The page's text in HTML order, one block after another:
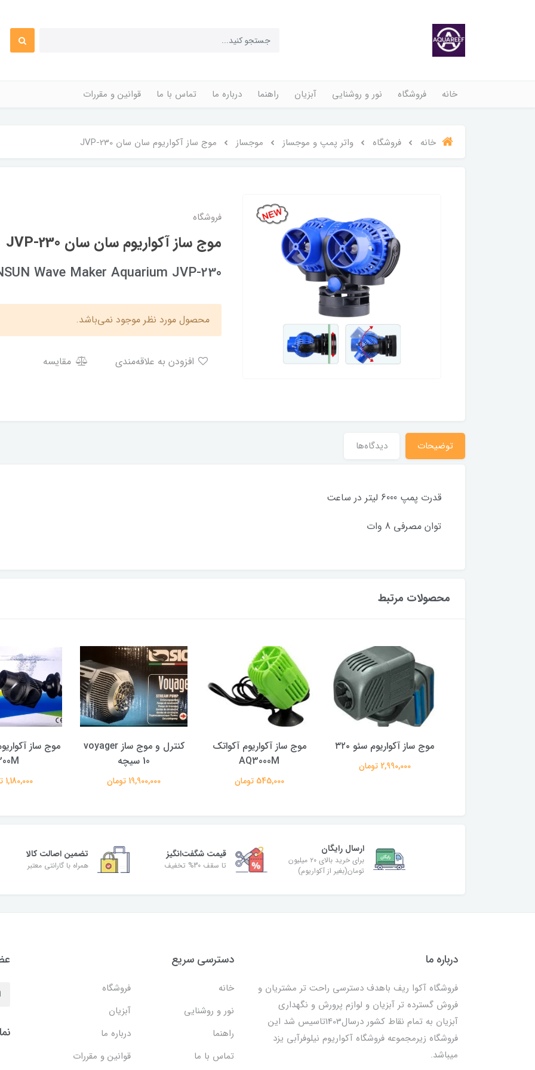
خانه فروشگاه نور و روشنایی آبزیان راهنما درباره ما تماس با ما قوانین و مقررات
خانه فروشگاه واتر پمپ و موجساز موجساز موج ساز آکواریوم سان سان JVP-230
فروشگاه
موج ساز آکواریوم سان سان JVP-230
Wave Maker Aquarium JVP-230
محصول مورد نظر موجود نمی‌باشد.
مقایسه
توضیحات دیدگاه‌ها
قدرت پمپ 6000 لیتر در ساعت
توان مصرفی 8 وات
محصولات مرتبط
موج ساز آکواریوم سئو ۳۲۰
2,990,000 تومان
موج ساز آکواریوم آکواتک
AQ3000M
545,000 تومان
کنترل و موج ساز voyager
10 سیچه
19,900,000 تومان 1,180,000 تومان
ارسال رایگان
برای خرید بالای ۲۰ میلیون
تومان(بغیر از آکواریوم)
قیمت شگفت‌انگیز
تا سقف 30% تخفیف
تضمین اصالت کالا
همراه با گارانتی معتبر
درباره ما
فروشگاه آکوا ریف باهدف دسترسی راحت تر مشتریان و
فروش گسترده تر آبزیان و لوازم پرورش و نگهداری
آبزیان به تمام نقاط کشور درسال1403تاسیس شد این
فروشگاه زیرمجموعه فروشگاه آکواریوم نیلوفرآبی یزد
میباشد.
دسترسی سریع
خانه
فروشگاه
نور و روشنایی
آبزیان
راهنما
درباره ما
تماس با ما
قوانین و مقررات